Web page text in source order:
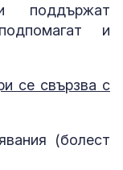
поддържат
и
се свързва с
(болест